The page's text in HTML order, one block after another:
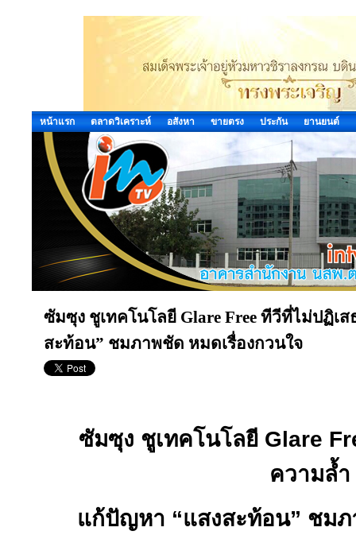
หน้าแรก ตลาดวิเคราะห์ อสังหา ขายตรง ประกัน ยานยนต์
ซัมซุง ชูเทคโนโลยี Glare Free ทีวีที่ไม่ปฏิ
สะท้อน” ชมภาพชัด หมดเรื่องกวนใจ
ซัมซุง ชูเทคโนโลยี Glare
ความล้ำ
แก้ปัญหา “แสงสะท้อน” ชมภ